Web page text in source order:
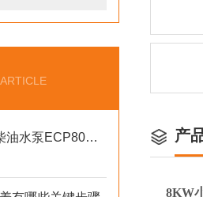
大流量8寸防汛排涝柴油水泵ECP80ME产品介绍 产
8KW